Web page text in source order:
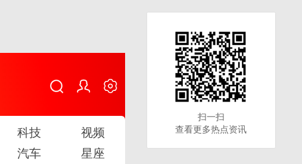
科技
视频
汽车
星座
扫一扫
查看更多热点资讯
扫一扫
查看更多热点资讯